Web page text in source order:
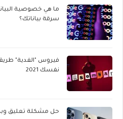
ما هي خصوصية
سرقة بياناتك؟
فيروس "الفدية"
نفسك 2021
حل مشكلة تعليق